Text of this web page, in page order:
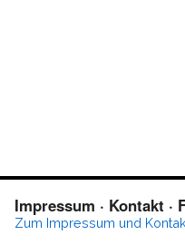
Impressum · Kontakt ·
Zum Impres­sum und